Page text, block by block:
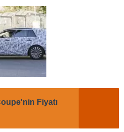
Fiyatı